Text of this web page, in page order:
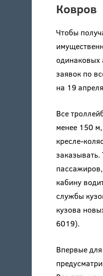
Ковров
Чтобы
одинаковых
заявок по
на 19
Все
менее 150
кресле-
кабину
службы
кузова
6019).
Впервые